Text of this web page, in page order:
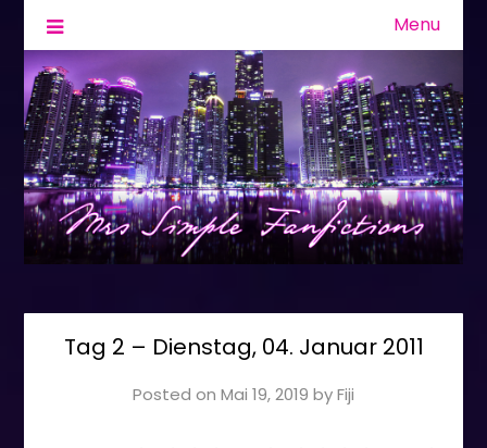
Mrs Simple
Fanfiction & Geschichten Menu
Tag 2 – Dienstag, 04. Januar 2011
Posted on Mai 19, 2019 byFiji